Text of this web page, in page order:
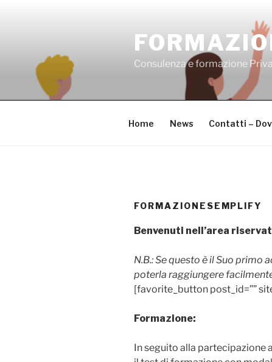
Consulenza e formazione
Home News Contatti –
FORMAZIONESEMPLIFY
Benvenuti nell’area
N.B.: Se questo è il Suo primo
poterla raggiungere
[favorite_button post_id=””
Formazione:
In seguito alla partecipazione